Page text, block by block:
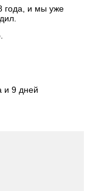
года, и мы уже
и 9 дней